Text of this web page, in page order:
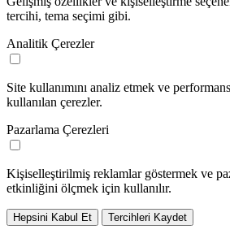
tercihi, tema seçimi gibi.
Analitik Çerezler
Site kullanımını analiz etmek ve
kullanılan çerezler.
Pazarlama Çerezleri
Kişiselleştirilmiş reklamlar göstermek ve
etkinliğini ölçmek için kullanılır.
Hepsini Kabul Et Tercihleri Kaydet